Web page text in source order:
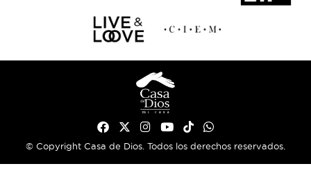
© Copyright Casa de Dios. Todos los derechos reservados.